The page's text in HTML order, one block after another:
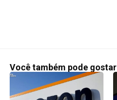
Você também pode gostar